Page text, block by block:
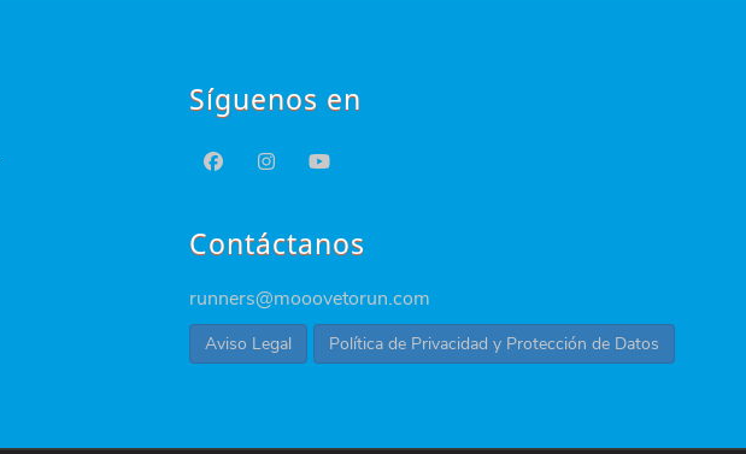
Síguenos en
Contáctanos
runners@mooovetorun.com
Aviso Legal Política de Privacidad y Protección de Datos